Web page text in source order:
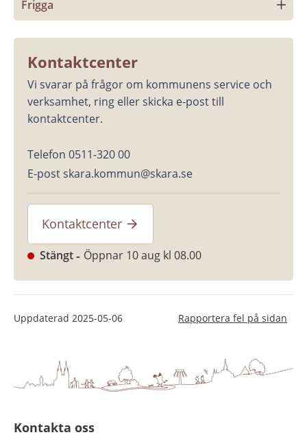
Frigga
Kontaktcenter
Vi svarar på frågor om kommunens service och
verksamhet, ring eller skicka e-post till
kontaktcenter.
Telefon 0511-320 00
E-post skara.kommun@skara.se
Kontaktcenter
Stängt Öppnar 10 aug kl 08.00
Uppdaterad 2025-05-06 Rapportera fel på sidan
Kontakta oss